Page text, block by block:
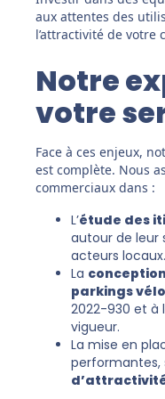
aux attentes des
l’attractivité de votre
Notre
votre
Face à ces enjeux,
est complète. Nous
commerciaux dans :
L’étude des
autour de leur
acteurs locaux.
La
parkings
2022-930 et à
vigueur.
La mise en
performantes,